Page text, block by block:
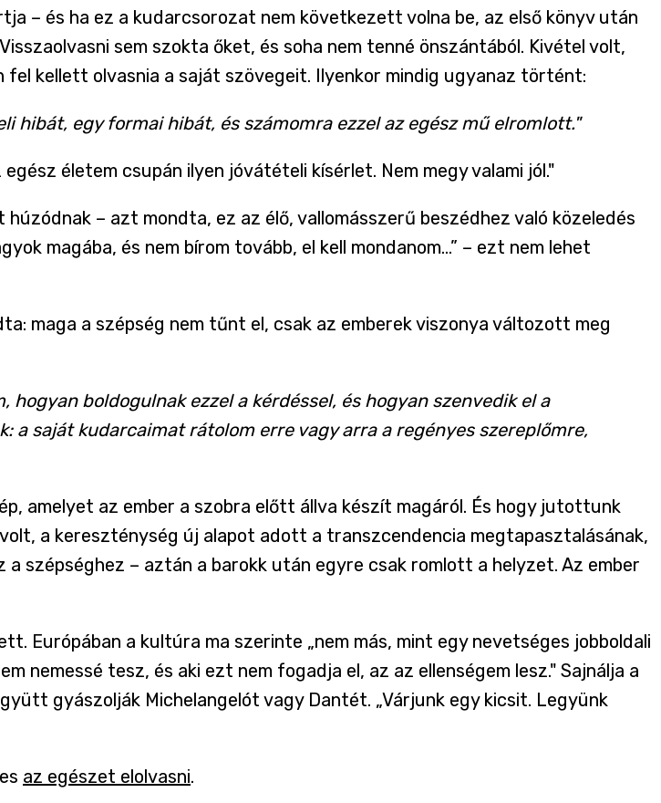
– és ha ez a kudarcsorozat nem következett volna be, az első könyv után
sem szokta őket, és soha nem tenné önszántából. Kivétel volt,
kellett olvasnia a saját szövegeit. Ilyenkor mindig ugyanaz történt:
egy formai hibát, és számomra ezzel az egész mű elromlott."
életem csupán ilyen jóvátételi kísérlet. Nem megy valami jól."
– azt mondta, ez az élő, vallomásszerű beszédhez való közeledés
magába, és nem bírom tovább, el kell mondanom...” – ezt nem lehet
maga a szépség nem tűnt el, csak az emberek viszonya változott meg
boldogulnak ezzel a kérdéssel, és hogyan szenvedik el a
a saját kudarcaimat rátolom erre vagy arra a regényes szereplőmre,
amelyet az ember a szobra előtt állva készít magáról. És hogy jutottunk
a kereszténység új alapot adott a transzcendencia megtapasztalásának,
szépséghez – aztán a barokk után egyre csak romlott a helyzet. Az ember
Európában a kultúra ma szerinte „nem más, mint egy nevetséges jobboldali
nemessé tesz, és aki ezt nem fogadja el, az az ellenségem lesz." Sajnálja a
gyászolják Michelangelót vagy Dantét. „Várjunk egy kicsit. Legyünk
az egészet elolvasni.